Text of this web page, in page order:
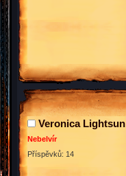
Veronica Lightsun
Nebelvír
Příspěvků: 14